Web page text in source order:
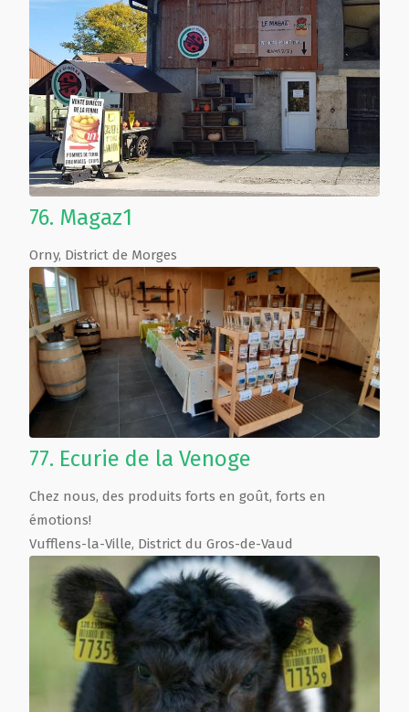
76. Magaz1
Orny, District de Morges
77. Ecurie de la Venoge
Chez nous, des produits forts en goût, forts en
émotions!
Vufflens-la-Ville, District du Gros-de-Vaud